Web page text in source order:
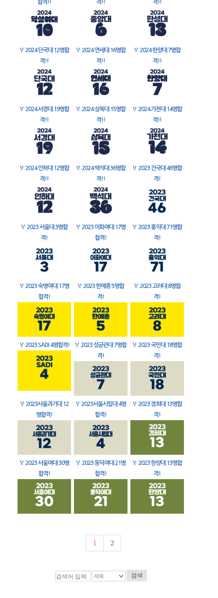
합격!!
격!!
격!!
🏅 2024 단국대 12명합
격!!
🏅 2024 연세대 16명합
격!!
🏅 2024 한양대 7명합
격!!
🏅 2024 서경대 19명합
격!!
🏅 2024 삼육대 15명합
격!!
🏅 2024 가천대 14명합
격!!
🏅 2024 인하대 12명합
격!!
🏅 2024 백석대 36명합
격!!
🏅 2023 건국대 46명합
격!
🏅 2023 서울대 3명합
격!
🏅 2023 이화여대 17명
합격!
🏅 2023 홍익대 71명합
격!
🏅 2023 숙명여대 17명
합격!
🏅 2023 한예종 5명합
격!
🏅 2023 고려대 8명합
격!
🏅 2023 SADI 4명합격! 🏅 2023 성균관대 7명합
격!
🏅 2023 국민대 18명합
격!
🏅 2023서울과기대 12
명합격!
🏅 2023서울시립대 4명
합격!
🏅 2023 경희대 13명합
격!
🏅 2023 서울여대 30명
합격!
🏅 2023 동덕여대 21명
합격!
🏅 2023 한양대 13명합
격!
1 2
검색